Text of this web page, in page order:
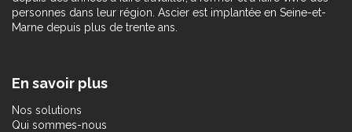
personnes dans leur région. Ascier est implantée en Seine-et-
Marne depuis plus de trente ans.
En savoir plus
Nos solutions
Qui sommes-nous